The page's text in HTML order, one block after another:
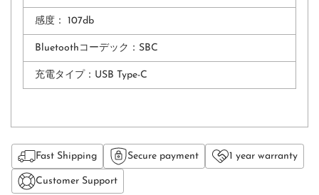
感度： 107db
Bluetoothコーデック： SBC
充電タイプ： USB Type-C
Fast Shipping Secure payment 1 year warranty
Customer Support